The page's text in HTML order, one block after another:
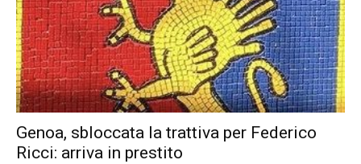
Genoa, sbloccata la trattiva per Federico
Ricci: arriva in prestito